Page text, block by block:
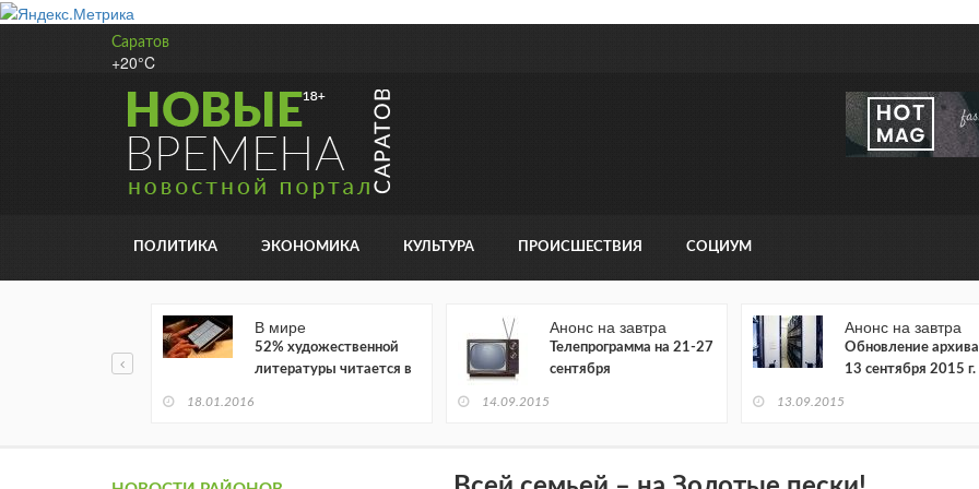
Саратов
+20°C
ПОЛИТИКА ЭКОНОМИКА КУЛЬТУРА ПРОИСШЕСТВИЯ СОЦИУМ
В мире
52% художественной
литературы читается в
18.01.2016
Анонс на завтра
Телепрограмма на 21-27
сентября
14.09.2015
Анонс на завтра
Обновление архива
13 сентября 2015 г.
13.09.2015